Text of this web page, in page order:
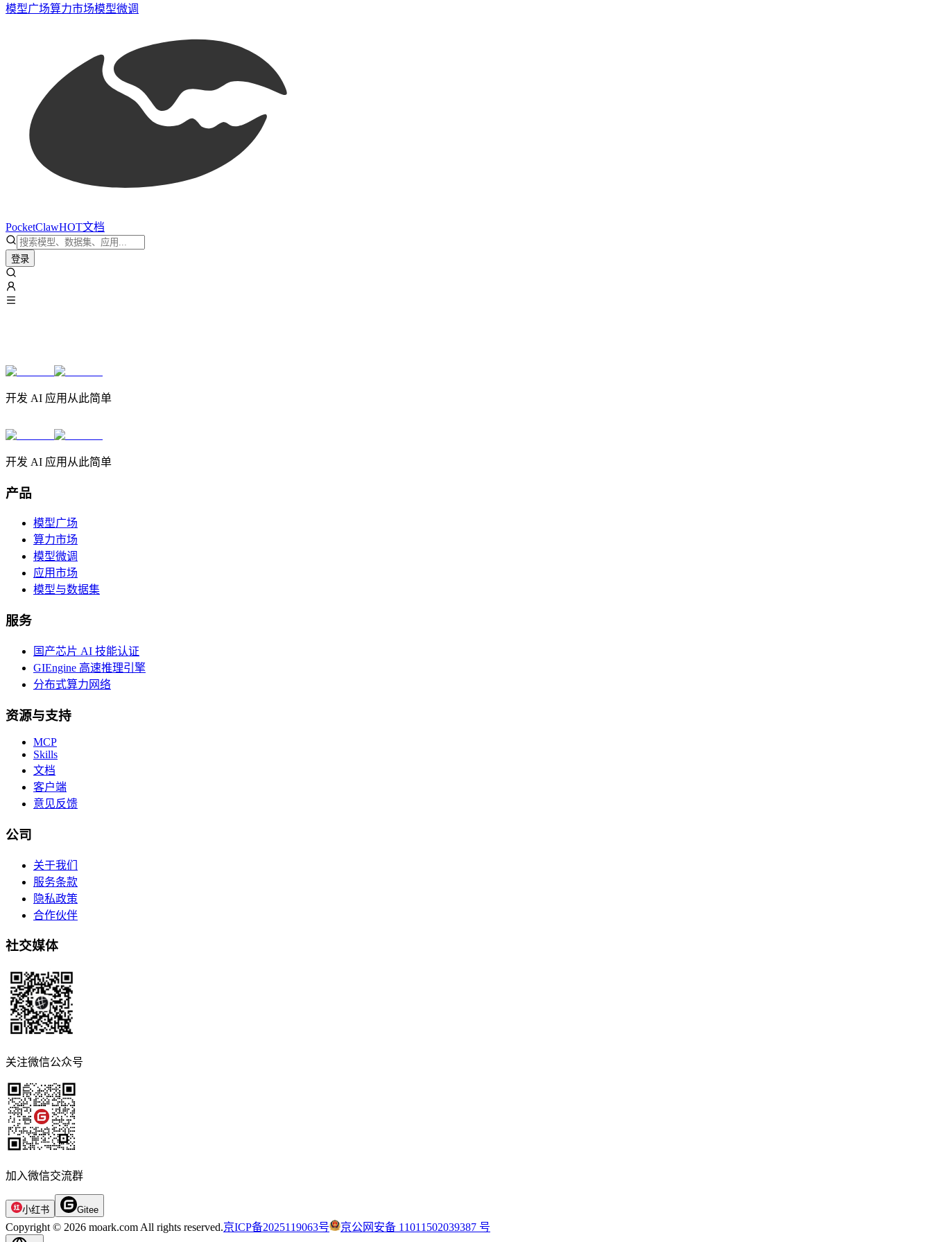
模型广场算力市场模型微调
PocketClawHOT文档
登录
开发 AI 应用从此简单
开发 AI 应用从此简单
产品
模型广场
算力市场
模型微调
应用市场
模型与数据集
服务
国产芯片 AI 技能认证
GIEngine 高速推理引擎
分布式算力网络
资源与支持
MCP
Skills
文档
客户端
意见反馈
公司
关于我们
服务条款
隐私政策
合作伙伴
社交媒体
关注微信公众号
加入微信交流群
小红书 Gitee
Copyright © 2026 moark.com All rights reserved.京ICP备2025119063号 京公网安备 11011502039387 号